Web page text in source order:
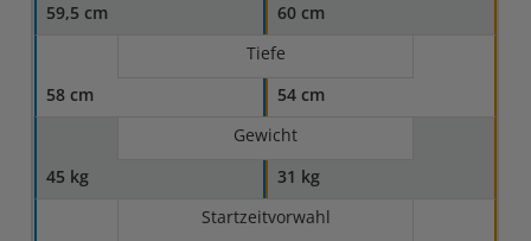
59,5 cm
60 cm
Tiefe
58 cm
54 cm
Gewicht
45 kg
31 kg
Startzeitvorwahl